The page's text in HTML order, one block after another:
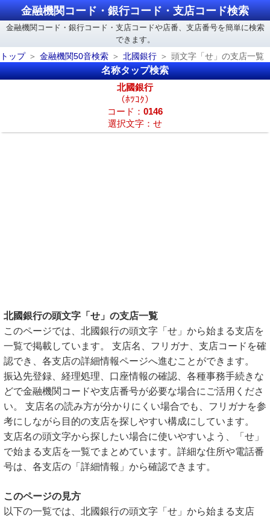
金融機関コード・銀行コード・支店コード検索
金融機関コード・銀行コード・支店コードや店番、支店番号を簡単に検索
できます。
トップ
金融機関50音検索 北國銀行 頭文字「せ」の支店一覧
名称タップ検索
北國銀行
（ﾎﾂｺｸ）
コード： 0146
選択文字：せ
北國銀行の頭文字「せ」の支店一覧
このページでは、北國銀行の頭文字「せ」から始まる支店を
一覧で掲載しています。 支店名、フリガナ、支店コードを確
認でき、各支店の詳細情報ページへ進むことができます。
振込先登録、経理処理、口座情報の確認、各種事務手続きな
どで金融機関コードや支店番号が必要な場合にご活用くださ
い。 支店名の読み方が分かりにくい場合でも、フリガナを参
考にしながら目的の支店を探しやすい構成にしています。
支店名の頭文字から探したい場合に使いやすいよう、「せ」
で始まる支店を一覧でまとめています。詳細な住所や電話番
号は、各支店の「詳細情報」から確認できます。
このページの見方
以下の一覧では、北國銀行の頭文字「せ」から始まる支店